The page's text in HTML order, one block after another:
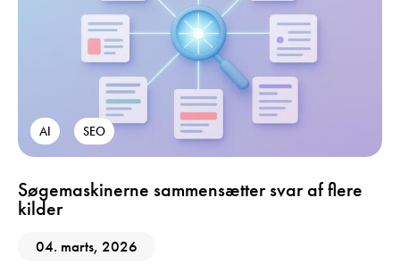
AI SEO
Søgemaskinerne sammensætter svar af flere
kilder
04. marts, 2026